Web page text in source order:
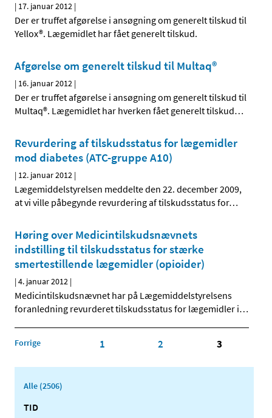
| 17. januar 2012 |
Der er truffet afgørelse i ansøgning om generelt tilskud til
Yellox®. Lægemidlet har fået generelt tilskud.
Afgørelse om generelt tilskud til Multaq®
| 16. januar 2012 |
Der er truffet afgørelse i ansøgning om generelt tilskud til
Multaq®. Lægemidlet har hverken fået generelt tilskud…
Revurdering af tilskudsstatus for lægemidler
mod diabetes (ATC-gruppe A10)
| 12. januar 2012 |
Lægemiddelstyrelsen meddelte den 22. december 2009,
at vi ville påbegynde revurdering af tilskudsstatus for…
Høring over Medicintilskudsnævnets
indstilling til tilskudsstatus for stærke
smertestillende lægemidler (opioider)
|4. januar 2012 |
Medicintilskudsnævnet har på Lægemiddelstyrelsens
foranledning revurderet tilskudsstatus for lægemidler i…
Forrige 1 2 3
Alle (2506)
TID